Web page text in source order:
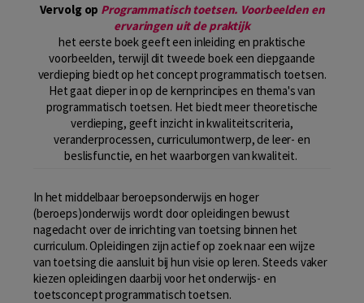
Vervolg op Programmatisch toetsen. Voorbeelden en
ervaringen uit de praktijk
het eerste boek geeft een inleiding en praktische
voorbeelden, terwijl dit tweede boek een diepgaande
verdieping biedt op het concept programmatisch toetsen.
Het gaat dieper in op de kernprincipes en thema's van
programmatisch toetsen. Het biedt meer theoretische
verdieping, geeft inzicht in kwaliteitscriteria,
veranderprocessen, curriculumontwerp, de leer- en
beslisfunctie, en het waarborgen van kwaliteit.
In het middelbaar beroepsonderwijs en hoger
(beroeps)onderwijs wordt door opleidingen bewust
nagedacht over de inrichting van toetsing binnen het
curriculum. Opleidingen zijn actief op zoek naar een wijze
van toetsing die aansluit bij hun visie op leren. Steeds vaker
kiezen opleidingen daarbij voor het onderwijs- en
toetsconcept programmatisch toetsen.